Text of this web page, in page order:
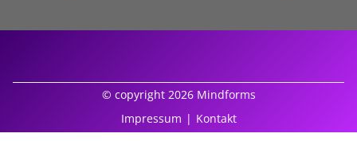
© copyright 2026 Mindforms
Impressum | Kontakt